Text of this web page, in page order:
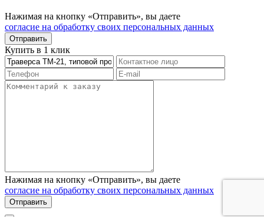
Нажимая на кнопку «Отправить», вы даете
согласие на обработку своих персональных данных
Отправить
Купить в 1 клик
Нажимая на кнопку «Отправить», вы даете
согласие на обработку своих персональных данных
Отправить